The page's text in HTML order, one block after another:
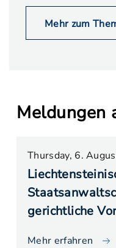
Mehr zum
Meldungen
Thursday, 6.
gerichtliche
Mehr erfahren